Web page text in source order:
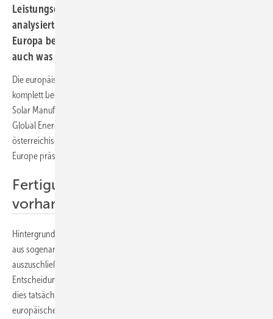
Leistungselektronik von der EU-Förderung hat das ESMC
analysiert, wie es um die Produktionskapazitäten in
Europa bestellt ist. Die Organisation gibt Entwarnung –
auch was die Kosten betrifft.
Die europäische Solarindustrie kann den heimischen Markt nahezu
komplett bedienen. Das ist das Ergebnis einer Analyse des European
Solar Manufacturing Councils (ESMC) auf Basis von Daten von S&P
Global Energy. Die Analyse wurde gemeinsam mit dem
österreichischen Hersteller Fronius auf der diesjährigen Smarter E
Europe präsentiert.
Fertigungskapazitäten sind
vorhanden
Hintergrund ist die Entscheidung der EU-Kommission, Wechselrichter
aus sogenannten Risikostaaten von der Förderung durch die EU
auszuschließen. Zwar gehören noch andere Staaten dazu, doch die
Entscheidung richtet sich primär gegen die Produkte aus China. Sollte
dies tatsächlich umgesetzt werden, stellt sich die Frage, ob die
europäischen Hersteller überhaupt in der Lage sind, die Nachfrage zu